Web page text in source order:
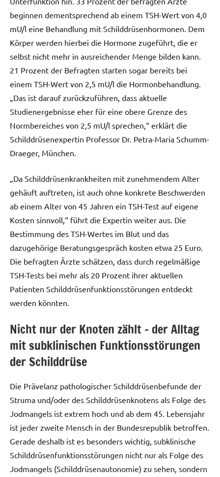
beginnen dementsprechend ab einem TSH-Wert von 4,0
mU/l eine Behandlung mit Schilddrüsenhormonen. Dem
Körper werden hierbei die Hormone zugeführt, die er
selbst nicht mehr in ausreichender Menge bilden kann.
21 Prozent der Befragten starten sogar bereits bei
einem TSH-Wert von 2,5 mU/l die Hormonbehandlung.
„Das ist darauf zurückzuführen, dass aktuelle
Studienergebnisse eher für eine obere Grenze des
Normbereiches von 2,5 mU/l sprechen,“ erklärt die
Schilddrüsenexpertin Professor Dr. Petra-Maria Schumm-
Draeger, München.
„Da Schilddrüsenkrankheiten mit zunehmendem Alter
gehäuft auftreten, ist auch ohne konkrete Beschwerden
ab einem Alter von 45 Jahren ein TSH-Test auf eigene
Kosten sinnvoll,“ führt die Expertin weiter aus. Die
Bestimmung des TSH-Wertes im Blut und das
dazugehörige Beratungsgespräch kosten etwa 25 Euro.
Die befragten Ärzte schätzen, dass durch regelmäßige
TSH-Tests bei mehr als 20 Prozent ihrer aktuellen
Patienten Schilddrüsenfunktionsstörungen entdeckt
werden könnten.
Nicht nur der Knoten zählt – der Alltag
mit subklinischen Funktionsstörungen
der Schilddrüse
Die Prävelanz pathologischer Schilddrüsenbefunde der
Struma und/oder des Schilddrüsenknotens als Folge des
Jodmangels ist extrem hoch und ab dem 45. Lebensjahr
ist jeder zweite Mensch in der Bundesrepublik betroffen.
Gerade deshalb ist es besonders wichtig, subklinische
Schilddrüsenfunktionsstörungen nicht nur als Folge des
Jodmangels (Schilddrüsenautonomie) zu sehen, sondern